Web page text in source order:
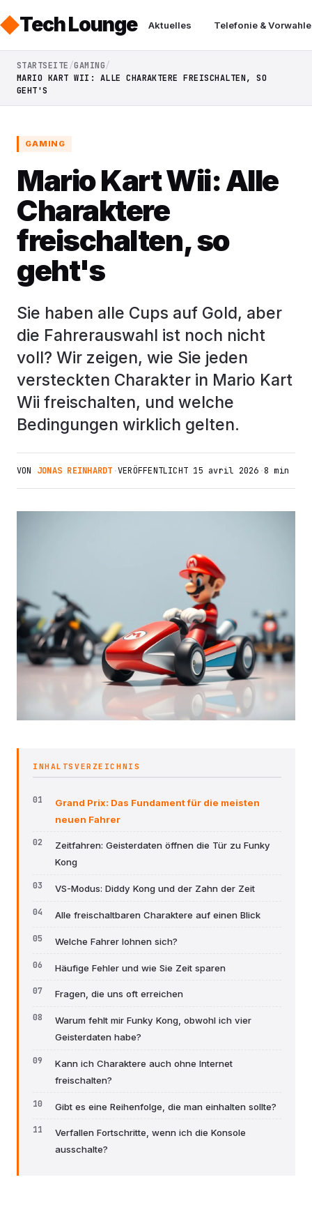
Tech Lounge Aktuelles Telefonie &
STARTSEITE GAMING
MARIO KART WII: ALLE CHARAKTERE FREISCHALTEN, SO
GEHT'S
GAMING
Mario Kart Wii: Alle
Charaktere
freischalten, so
geht's
Sie haben alle Cups auf Gold, aber
die Fahrerauswahl ist noch nicht
voll? Wir zeigen, wie Sie jeden
versteckten Charakter in Mario Kart
Wii freischalten, und welche
Bedingungen wirklich gelten.
VON JONAS REINHARDT ·VERÖFFENTLICHT 15 avril 2026 ·8 min
INHALTSVERZEICHNIS
Grand Prix: Das Fundament für die meisten
neuen Fahrer
Zeitfahren: Geisterdaten öffnen die Tür zu Funky
Kong
VS-Modus: Diddy Kong und der Zahn der Zeit
Alle freischaltbaren Charaktere auf einen Blick
Welche Fahrer lohnen sich?
Häufige Fehler und wie Sie Zeit sparen
Fragen, die uns oft erreichen
Warum fehlt mir Funky Kong, obwohl ich vier
Geisterdaten habe?
Kann ich Charaktere auch ohne Internet
freischalten?
Gibt es eine Reihenfolge, die man einhalten sollte?
Verfallen Fortschritte, wenn ich die Konsole
ausschalte?